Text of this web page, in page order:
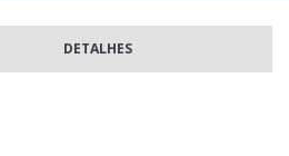
DETALHES